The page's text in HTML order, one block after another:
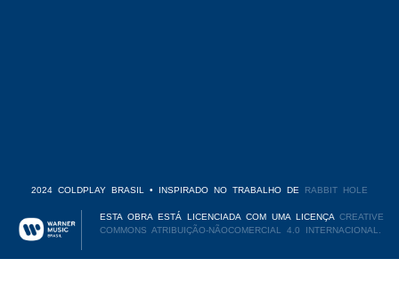
2024 COLDPLAY BRASIL • INSPIRADO NO TRABALHO DE RABBIT HOLE
ESTA OBRA ESTÁ LICENCIADA COM UMA LICENÇACREATIVE
COMMONS ATRIBUIÇÃO-NÃOCOMERCIAL 4.0 INTERNACIONAL.